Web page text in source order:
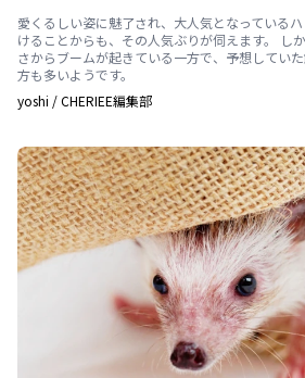
愛くるしい姿に魅了され、大人気となっている
けることからも、その人気ぶりが伺えます。 し
さからブームが起きている一方で、予想してい
方も多いようです。
yoshi /CHERIEE編集部